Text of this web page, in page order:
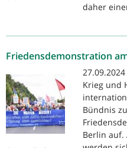
daher
Friedensdemonstration
Krieg und
Bündnis
Berlin auf.